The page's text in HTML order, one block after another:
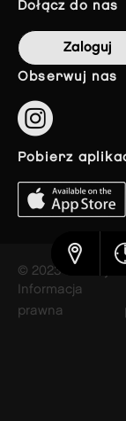
dołącz do nas
Zaloguj
obserwuj nas
pobierz
© 2023 The
Informacja
prawna